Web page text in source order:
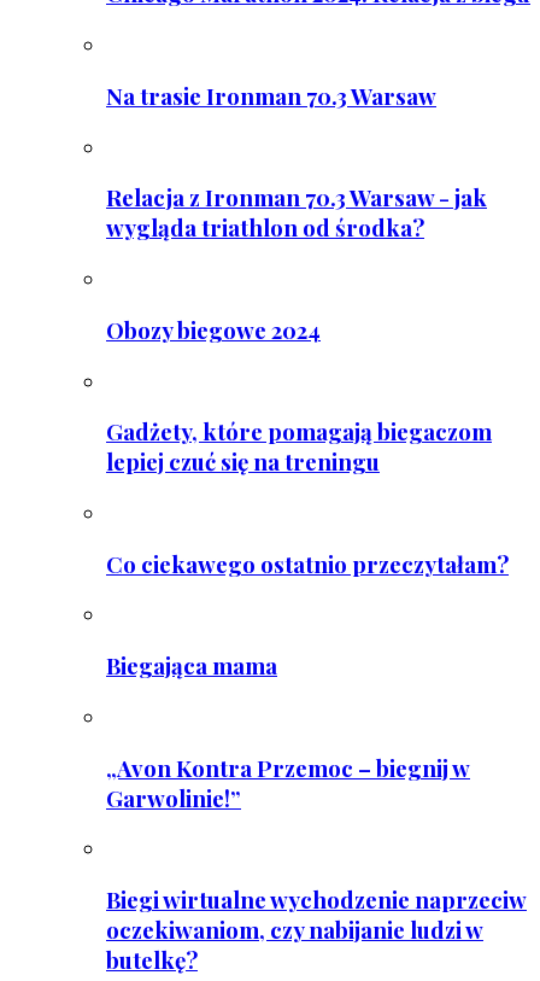
Na trasie Ironman 70.3 Warsaw
Relacja z Ironman 70.3 Warsaw - jak
wygląda triathlon od środka?
Obozy biegowe 2024
Gadżety, które pomagają biegaczom
lepiej czuć się na treningu
Co ciekawego ostatnio przeczytałam?
Biegająca mama
„Avon Kontra Przemoc – biegnij w
Garwolinie!”
Biegi wirtualne wychodzenie naprzeciw
oczekiwaniom, czy nabijanie ludzi w
butelkę?